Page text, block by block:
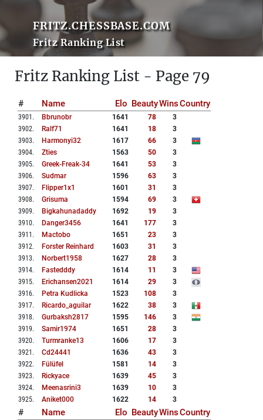
FRITZ.CHESSBASE.COM
Fritz Ranking List
Fritz Ranking List - Page 79
# Name Elo BeautyWinsCountry
3901 . Bbrunobr 1641 78
3
3902. Ralf71 1641 18
3
3903. Harmonyi32 1617 66
3
3904. Zties 1563 50
3
3905. Greek-Freak-34 1641 53
3
3906. Sudmar 1596 63
3
3907. Flipper1x1 1601 31
3
3908. Grisuma 1594 69
3
3909. Bigkahunadaddy 1692 19
3
3910. Danger3456 1641 177
3
3911 . Mactobo 1651 23
3
3912. Forster Reinhard 1603 31
3
3913. Norbert1958 1627 28
3
3914. Fastedddy 1614 11
3
3915. Erichansen2021 1614 29
3
3916. Petra Kudlicka 1523 108
3
3917. Ricardo_aguilar 1622 38
3
3918. Gurbaksh2817 1595 146
3
3919. Samir1974 1651 28
3
3920. Turmranke13 1606 17
3
3921 . Cd24441 1636 43
3
3922. Fülüfel 1581 14
3
3923. Rickyace 1639 45
3
3924. Meenasrini3 1639 10
3
3925. Aniket000 1622 14 3
# Name Elo BeautyWinsCountry